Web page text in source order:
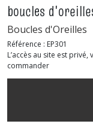
boucles
Boucles d'Oreilles
Référence : EP301
L’accès au site est
commander